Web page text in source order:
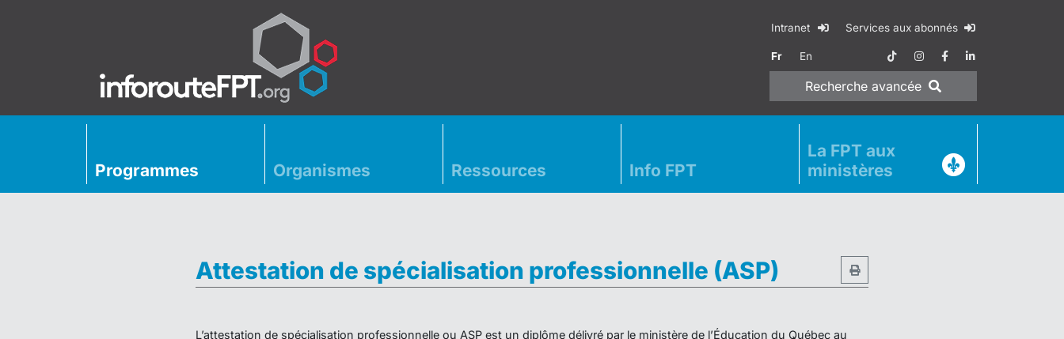
Intranet Services aux abonnés
Fr En
Recherche avancée
Programmes Organismes Ressources Info FPT
La FPT aux
ministères
Attestation de spécialisation professionnelle (ASP)
L’attestation de spécialisation professionnelle ou ASP est un diplôme délivré par le ministère de l’Éducation du Québec au